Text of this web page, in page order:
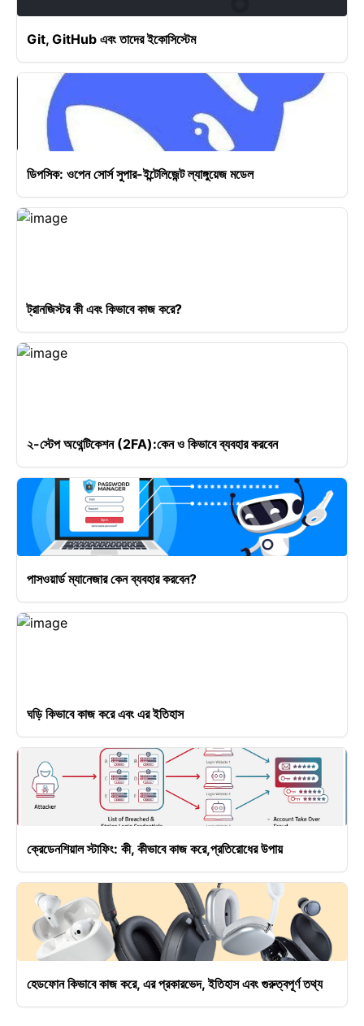
Git, GitHub এবং তাদের ইকোসিস্টেম
ডিপসিক: ওপেন সোর্স সুপার-ইন্টেলিজেন্ট ল্যাঙ্গুয়েজ মডেল
ট্রানজিস্টর কী এবং কিভাবে কাজ করে?
২-স্টেপ অথেন্টিকেশন (2FA):কেন ও কিভাবে ব্যবহার করবেন
পাসওয়ার্ড ম্যানেজার কেন ব্যবহার করবেন?
ঘড়ি কিভাবে কাজ করে এবং এর ইতিহাস
ক্রেডেনশিয়াল স্টাফিং: কী, কীভাবে কাজ করে,প্রতিরোধের উপায়
হেডফোন কিভাবে কাজ করে, এর প্রকারভেদ, ইতিহাস এবং গুরুত্বপূর্ণ তথ্য